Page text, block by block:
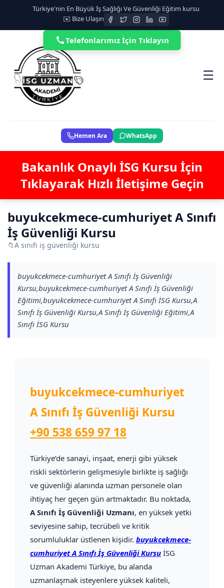
Türkiye'nin En Büyük İş Sağlığı Ve Güvenliği Eğitim kursu
✉️ Bize Ulaşın
☰
Hemen Ara WhatsApp
Bakanlık Onaylı İSG Kursu İçin
Tıklayarak Hızlı İletişime Geçin
buyukcekmece-cumhuriyet A Sınıfı
İş Güvenliği Kursu
📁A sınıfı iş güvenliği kursu
buyukcekmece-cumhuriyet A Sınıfı İş Güvenliği
Kursu,buyukcekmece-cumhuriyet A Sınıfı İş Güvenliği
Eğitimi,buyukcekmece-cumhuriyet A Sınıfı İSG Kursu,A
Sınıfı İş Güvenliği Kursu,A Sınıfı İş Güvenliği Eğitimi,A
Sınıfı İSG Kursu
buyukcekmece-cumhuriyet
A Sınıfı İş Güvenliği Kursu
+90 538 659 97 18
Türkiye’de sanayi, inşaat, enerji gibi yüksek
riskli sektörlerin gelişmesiyle birlikte iş sağlığı
ve güvenliği alanında uzman personele olan
ihtiyaç her geçen gün artmaktadır. Bu noktada,
A Sınıfı İş Güvenliği Uzmanı, en yüksek yetki
seviyesine sahip, tecrübeli ve kritik
sorumluluklar üstlenen kişidir. buyukcekmece-
cumhuriyet A Sınıfı İş Güvenliği Kursu İSG
Uzman Akademi Türkiye, bu alanda
uzmanlaşmak isteyenlere yüksek kaliteli,
Telefonlarımız İçin Tıklayın